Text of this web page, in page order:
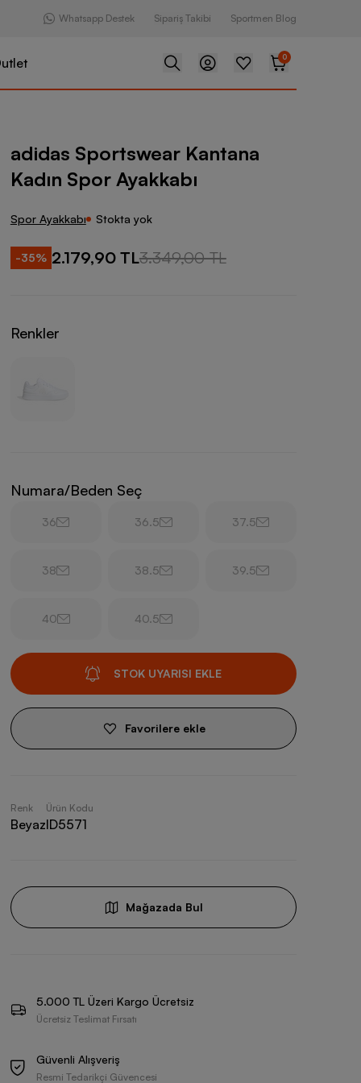
Whatsapp Destek Sipariş Takibi Sportmen Blog
0
Kantana Kadın Spor Ayakkabı
adidas Sportswear Kantana
Kadın Spor Ayakkabı
Spor Ayakkabı Stokta yok
-35% 2.179,90 TL3.349,00 TL
Renkler
Numara/Beden Seç
36 36.5 37.5
38 38.5 39.5
40 40.5
STOK UYARISI EKLE
Favorilere ekle
Renk
Beyaz
Ürün Kodu
ID5571
Mağazada Bul
5.000 TL Üzeri Kargo Ücretsiz
Ücretsiz Teslimat Fırsatı
Güvenli Alışveriş
Resmi Tedarikçi Güvencesi